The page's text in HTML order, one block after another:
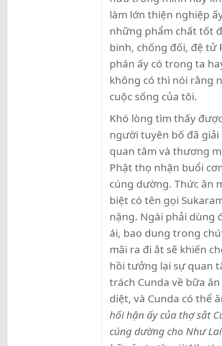
làm lớn thiện nghiệp
những phẩm chất tốt
binh, chống đối, đệ tử
phán ấy có trong ta
không có thì nói rằng
cuộc sống của tôi.
Khó lòng tìm thấy
người tuyên bố đã
quan tâm và thương
Phật thọ nhận buổi
cúng dường. Thức ăn
biệt có tên gọi
nặng. Ngài phải dùng
ái, bao dung trong
mãi ra đi ắt sẽ khiến
hồi tưởng lại sự quan
trách Cunda về bữa
diệt, và Cunda có thể
hối hận ấy của thợ sắtC
cúng dường cho Như